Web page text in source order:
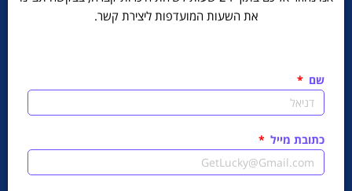
את השעות המועדפות ליצירת קשר.
שם
כתובת מייל